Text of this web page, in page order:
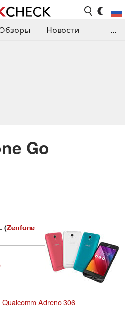
Обзоры
Новости
...
Go
(Zenfone
Qualcomm Adreno 306